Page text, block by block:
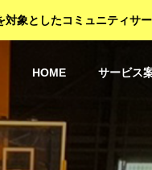
対象としたコミュニティサ
HOME サービス